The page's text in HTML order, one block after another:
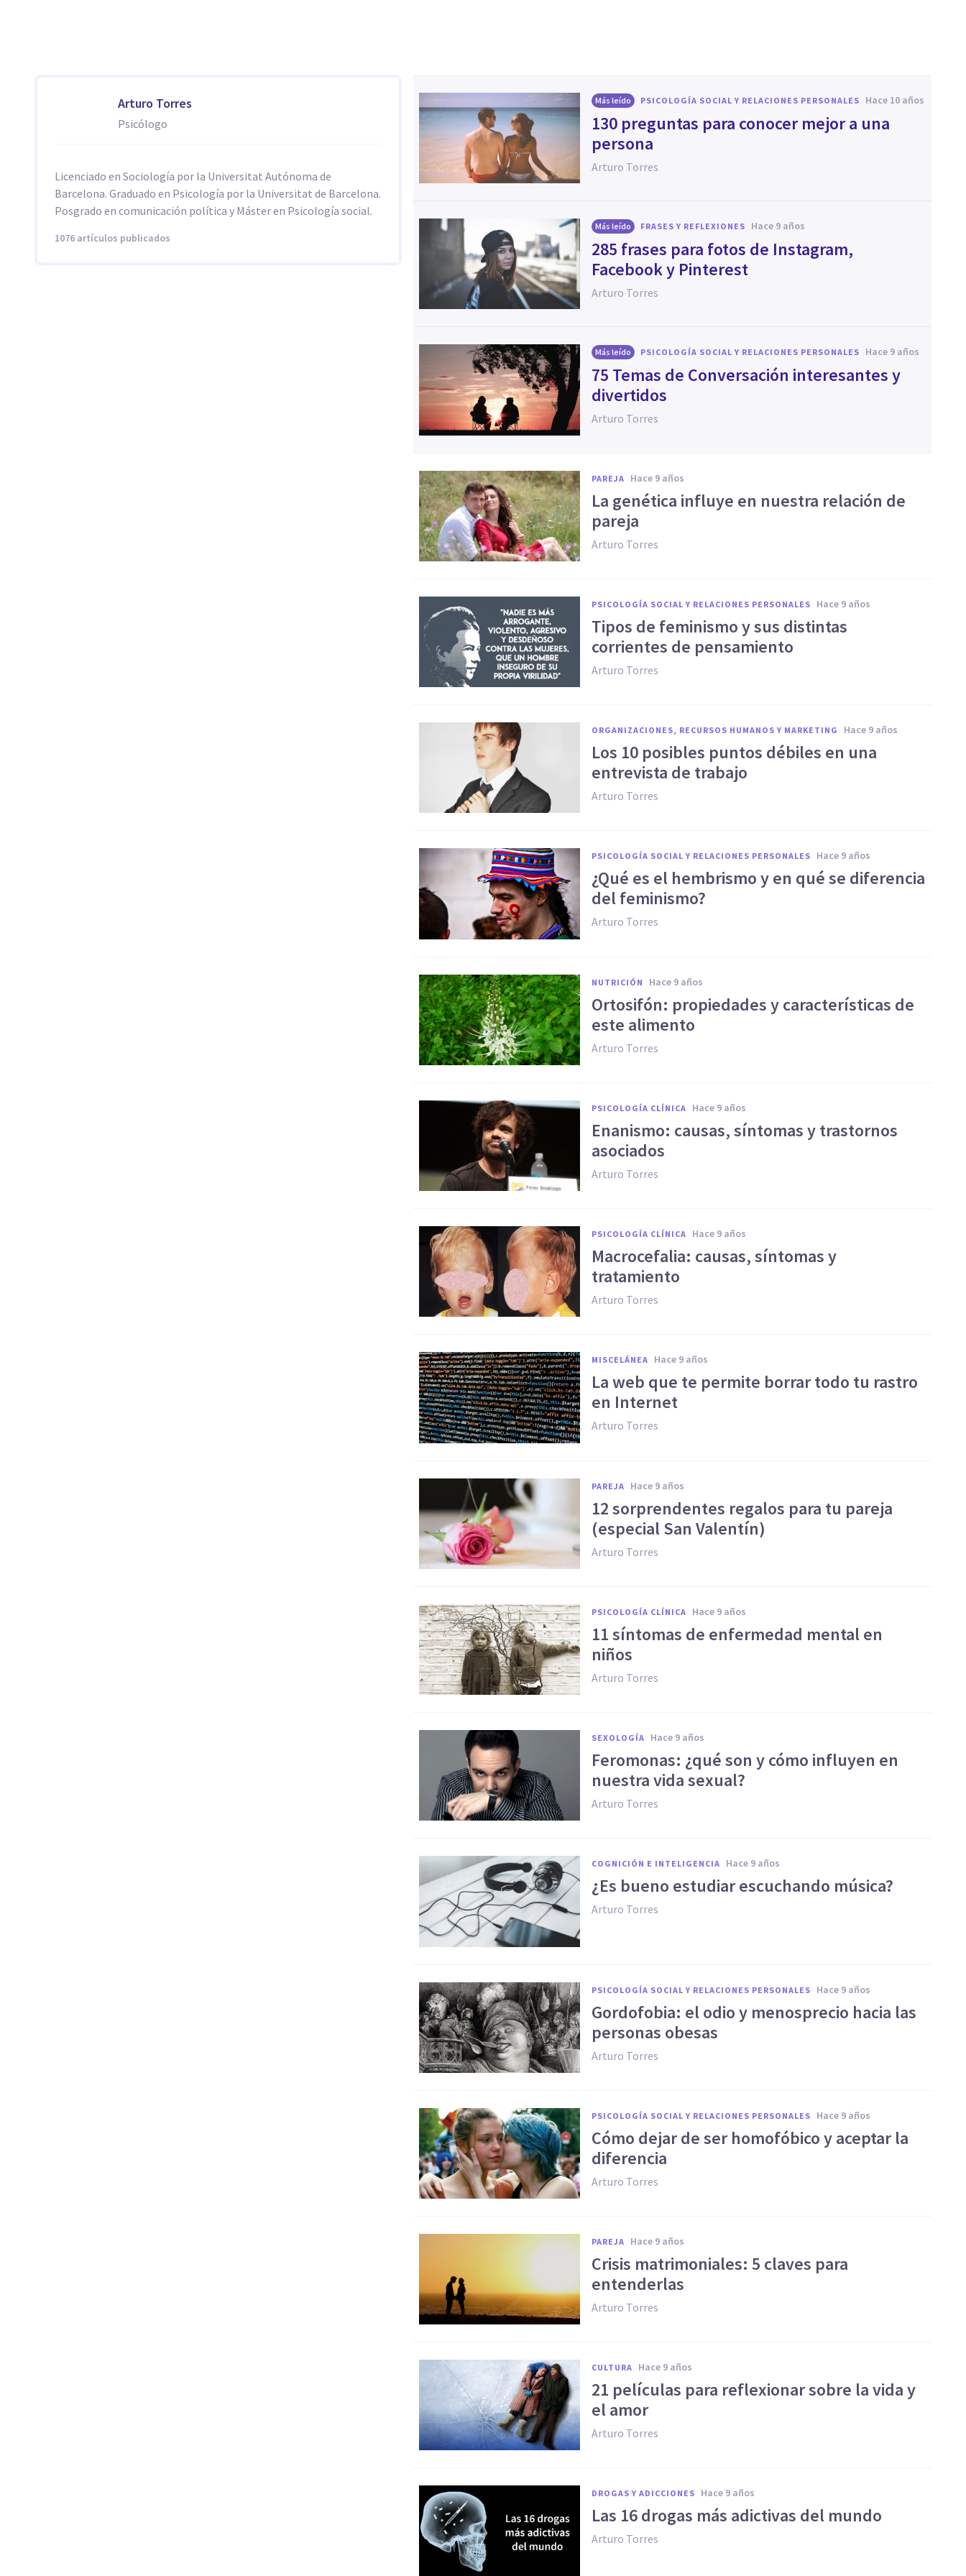
Arturo Torres
Psicólogo
Licenciado en Sociología por la Universitat Autónoma de
Barcelona. Graduado en Psicología por la Universitat de Barcelona.
Posgrado en comunicación política y Máster en Psicología social.
1076 artículos publicados
Más leído PSICOLOGÍA SOCIAL Y RELACIONES PERSONALES hace 10 años
130 preguntas para conocer mejor a una
persona
Arturo Torres
Más leído FRASES Y REFLEXIONES hace 9 años
285 frases para fotos de Instagram,
Facebook y Pinterest
Arturo Torres
Más leído PSICOLOGÍA SOCIAL Y RELACIONES PERSONALES hace 9 años
75 Temas de Conversación interesantes y
divertidos
Arturo Torres
PAREJA hace 9 años
La genética influye en nuestra relación de
pareja
Arturo Torres
PSICOLOGÍA SOCIAL Y RELACIONES PERSONALES hace 9 años
​Tipos de feminismo y sus distintas
corrientes de pensamiento
Arturo Torres
ORGANIZACIONES, RECURSOS HUMANOS Y MARKETING hace 9 años
Los 10 posibles puntos débiles en una
entrevista de trabajo
Arturo Torres
PSICOLOGÍA SOCIAL Y RELACIONES PERSONALES hace 9 años
¿Qué es el hembrismo y en qué se diferencia
del feminismo?
Arturo Torres
NUTRICIÓN hace 9 años
Ortosifón: propiedades y características de
este alimento
Arturo Torres
PSICOLOGÍA CLÍNICA hace 9 años
Enanismo: causas, síntomas y trastornos
asociados
Arturo Torres
PSICOLOGÍA CLÍNICA hace 9 años
Macrocefalia: causas, síntomas y
tratamiento
Arturo Torres
MISCELÁNEA hace 9 años
​La web que te permite borrar todo tu rastro
en Internet
Arturo Torres
PAREJA hace 9 años
​12 sorprendentes regalos para tu pareja
(especial San Valentín)
Arturo Torres
PSICOLOGÍA CLÍNICA hace 9 años
11 síntomas de enfermedad mental en
niños
Arturo Torres
SEXOLOGÍA hace 9 años
Feromonas: ¿qué son y cómo influyen en
nuestra vida sexual?
Arturo Torres
COGNICIÓN E INTELIGENCIA hace 9 años
¿Es bueno estudiar escuchando música?
Arturo Torres
PSICOLOGÍA SOCIAL Y RELACIONES PERSONALES hace 9 años
Gordofobia: el odio y menosprecio hacia las
personas obesas
Arturo Torres
PSICOLOGÍA SOCIAL Y RELACIONES PERSONALES hace 9 años
​Cómo dejar de ser homofóbico y aceptar la
diferencia
Arturo Torres
PAREJA hace 9 años
Crisis matrimoniales: 5 claves para
entenderlas
Arturo Torres
CULTURA hace 9 años
21 películas para reflexionar sobre la vida y
el amor
Arturo Torres
DROGAS Y ADICCIONES hace 9 años
Las 16 drogas más adictivas del mundo
Arturo Torres